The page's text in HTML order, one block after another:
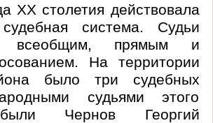
ХХ столетия действовала
судебная система. Судьи
всеобщим, прямым и
На территории
было три судебных
судьями этого
Чернов Георгий